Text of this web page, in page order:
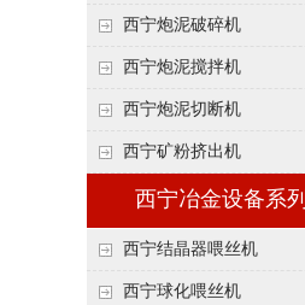
西宁炮泥破碎机
西宁炮泥搅拌机
西宁炮泥切断机
西宁矿粉挤出机
西宁冶金设备系列
西宁结晶器喂丝机
西宁球化喂丝机